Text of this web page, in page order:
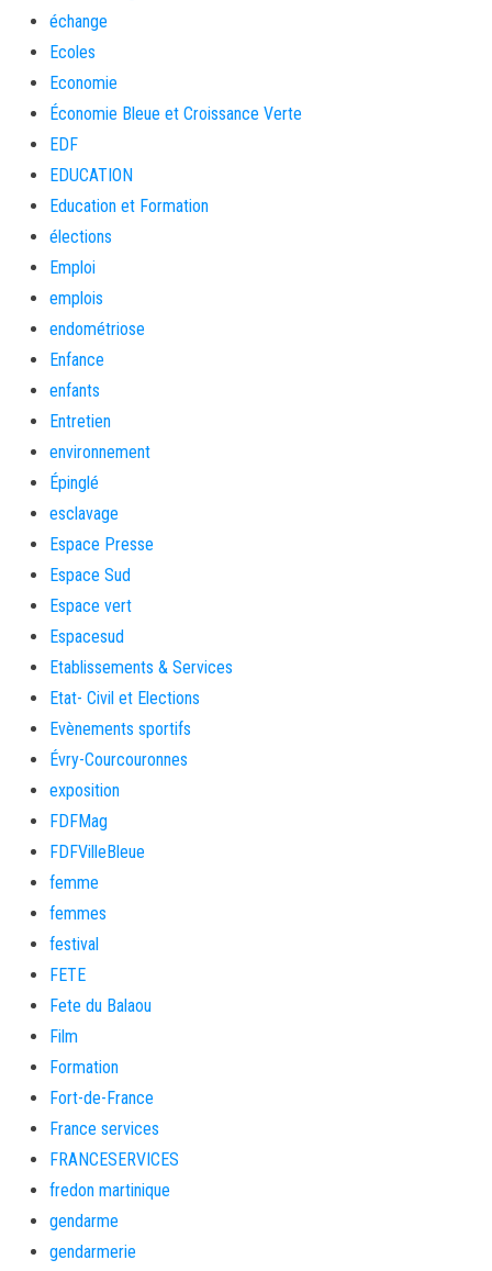
échange
Ecoles
Economie
Économie Bleue et Croissance Verte
EDF
EDUCATION
Education et Formation
élections
Emploi
emplois
endométriose
Enfance
enfants
Entretien
environnement
Épinglé
esclavage
Espace Presse
Espace Sud
Espace vert
Espacesud
Etablissements & Services
Etat- Civil et Elections
Evènements sportifs
Évry-Courcouronnes
exposition
FDFMag
FDFVilleBleue
femme
femmes
festival
FETE
Fete du Balaou
Film
Formation
Fort-de-France
France services
FRANCESERVICES
fredon martinique
gendarme
gendarmerie